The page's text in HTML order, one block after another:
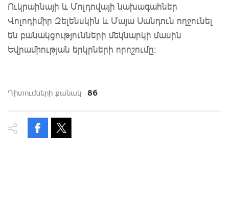
Ուկրաինայի և Մոլդովայի նախագահներ
Վոլոդիմիր Զելենսկին և Մայա Սանդուն ողջունել
են բանակցությունների մեկնարկի մասին
Եվրամիության երկրների որոշումը:
Դիտումների քանակ 86